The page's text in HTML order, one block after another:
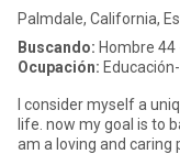
Palmdale, California,
Buscando: Hombre 44
Ocupación:
I consider myself a
life. now my goal is to
am a loving and caring